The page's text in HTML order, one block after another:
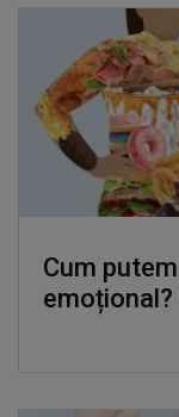
Cum
emoțional?